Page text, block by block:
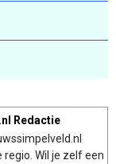
Redactie
Wil je zelf een